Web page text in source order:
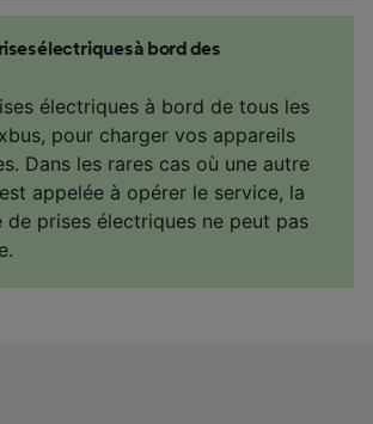
électriques à bord des
électriques à bord de tous les
pour charger vos appareils
Dans les rares cas où une autre
appelée à opérer le service, la
de prises électriques ne peut pas